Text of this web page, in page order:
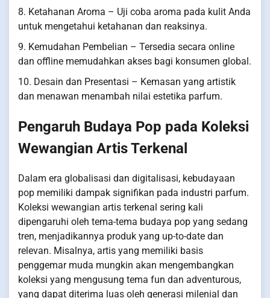
8. Ketahanan Aroma – Uji coba aroma pada kulit Anda
untuk mengetahui ketahanan dan reaksinya.
9. Kemudahan Pembelian – Tersedia secara online
dan offline memudahkan akses bagi konsumen global.
10. Desain dan Presentasi – Kemasan yang artistik
dan menawan menambah nilai estetika parfum.
Pengaruh Budaya Pop pada Koleksi
Wewangian Artis Terkenal
Dalam era globalisasi dan digitalisasi, kebudayaan
pop memiliki dampak signifikan pada industri parfum.
Koleksi wewangian artis terkenal sering kali
dipengaruhi oleh tema-tema budaya pop yang sedang
tren, menjadikannya produk yang up-to-date dan
relevan. Misalnya, artis yang memiliki basis
penggemar muda mungkin akan mengembangkan
koleksi yang mengusung tema fun dan adventurous,
yang dapat diterima luas oleh generasi milenial dan